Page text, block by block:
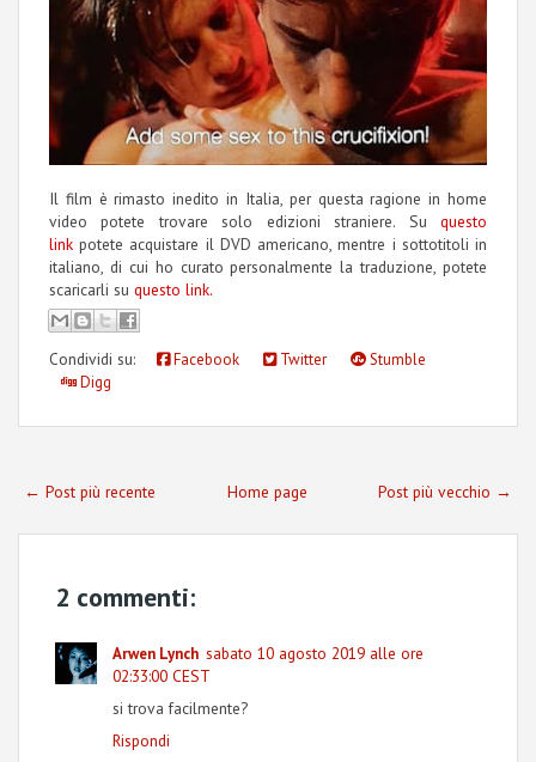
Il film è rimasto inedito in Italia, per questa ragione in home
video potete trovare solo edizioni straniere. Su questo
link potete acquistare il DVD americano, mentre i sottotitoli in
italiano, di cui ho curato personalmente la traduzione, potete
scaricarli su questo link.
Condividi su: Facebook Twitter
Stumble
Digg
← Post più recente Post più vecchio →
Home page
2 commenti:
Arwen Lynch sabato 10 agosto 2019 alle ore
02:33:00 CEST
si trova facilmente?
Rispondi